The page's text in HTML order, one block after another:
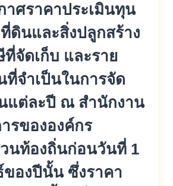
าศราคาประเมินทุน
ดินและสิ่งปลูกสร้าง
จัดเก็บ และราย
ที่จำเป็นในการจัด
แต่ละปี ณ สำนักงาน
รขององค์กร
นท้องถิ่นก่อนวันที่ 1
องปีนั้น ซึ่งราคา